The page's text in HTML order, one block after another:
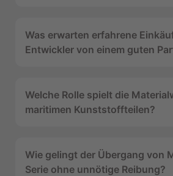
Was erwarten erfahrene
Entwickler von einem guten
Welche Rolle spielt die
maritimen Kunststoffteilen?
Wie gelingt der Übergang von
Serie ohne unnötige Reibung?